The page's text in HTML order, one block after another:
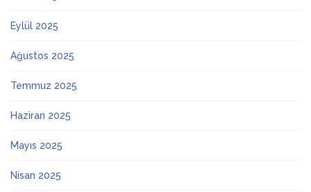
Eylül 2025
Ağustos 2025
Temmuz 2025
Haziran 2025
Mayıs 2025
Nisan 2025